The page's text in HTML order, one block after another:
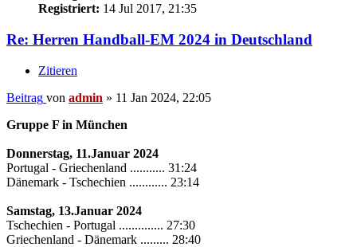
Registriert: 14 Jul 2017, 21:35
Re: Herren Handball-EM 2024 in Deutschland
Zitieren
Beitrag von admin » 11 Jan 2024, 22:05
Gruppe F in München
Donnerstag, 11.Januar 2024
Portugal - Griechenland ........... 31:24
Dänemark - Tschechien ............ 23:14
Samstag, 13.Januar 2024
Tschechien - Portugal .............. 27:30
Griechenland - Dänemark ......... 28:40